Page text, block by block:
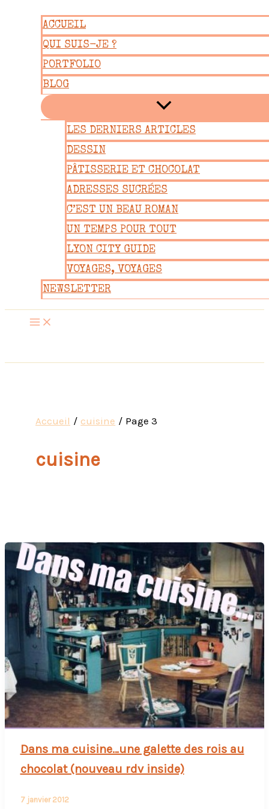
contenu
ACCUEIL
QUI SUIS-JE ?
PORTFOLIO
BLOG
LES DERNIERS ARTICLES
DESSIN
PÂTISSERIE ET CHOCOLAT
ADRESSES SUCRÉES
C’EST UN BEAU ROMAN
UN TEMPS POUR TOUT
LYON CITY GUIDE
VOYAGES, VOYAGES
NEWSLETTER
Accueil cuisine Page 3
cuisine
Dans ma cuisine…une galette des rois au
chocolat (nouveau rdv inside)
7 janvier 2012